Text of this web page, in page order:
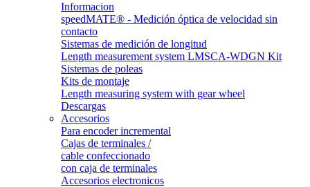
Informacion
speedMATE® - Medición óptica de velocidad sin
contacto
Sistemas de medición de longitud
Length measurement system LMSCA-WDGN Kit
Sistemas de poleas
Kits de montaje
Length measuring system with gear wheel
Descargas
Accesorios
Para encoder incremental
Cajas de terminales /
cable confeccionado
con caja de terminales
Accesorios electronicos